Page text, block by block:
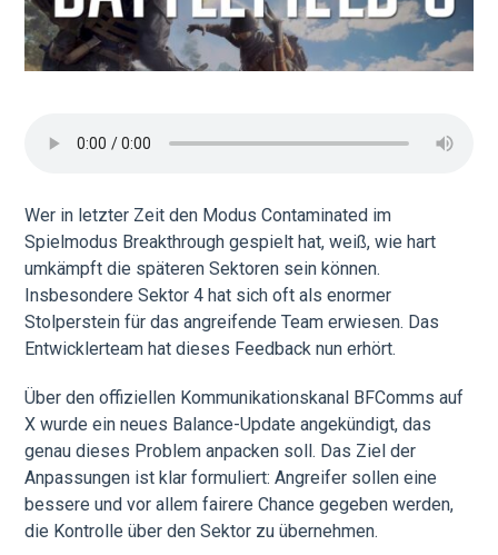
Wer in letzter Zeit den Modus Contaminated im
Spielmodus Breakthrough gespielt hat, weiß, wie hart
umkämpft die späteren Sektoren sein können.
Insbesondere Sektor 4 hat sich oft als enormer
Stolperstein für das angreifende Team erwiesen. Das
Entwicklerteam hat dieses Feedback nun erhört.
Über den offiziellen Kommunikationskanal BFComms auf
X wurde ein neues Balance-Update angekündigt, das
genau dieses Problem anpacken soll. Das Ziel der
Anpassungen ist klar formuliert: Angreifer sollen eine
bessere und vor allem fairere Chance gegeben werden,
die Kontrolle über den Sektor zu übernehmen.